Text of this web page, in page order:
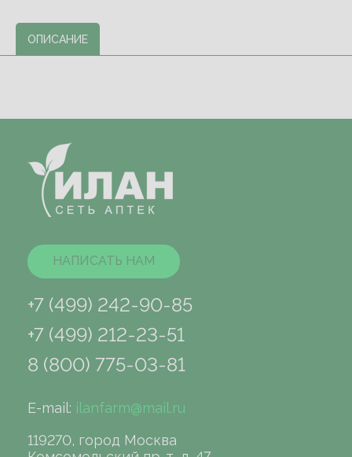
ОПИСАНИЕ
НАПИСАТЬ НАМ
+7 (499) 242-90-85
+7 (499) 212-23-51
8 (800) 775-03-81
E-mail: ilanfarm@mail.ru
119270, город Москва